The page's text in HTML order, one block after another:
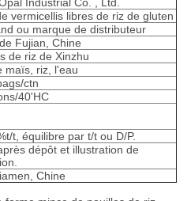
Industrial Co. , Ltd.
vermicellis libres de riz de gluten
ou marque de distributeur
Fujian, Chine
de riz de Xinzhu
maïs, riz, l'eau
ctn
40'HC
t, équilibre par t/t ou D/P.
dépôt et illustration de
Chine